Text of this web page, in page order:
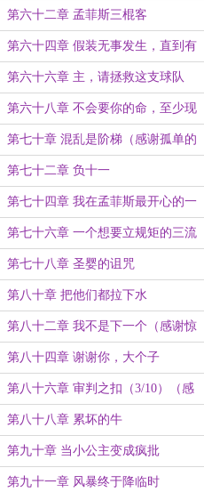
第六十二章 孟菲斯三棍客
第六十四章 假装无事发生，直到有
事发生（感谢竹中小径的盟主赏）
第六十六章 主，请拯救这支球队
第六十八章 不会要你的命，至少现
在不会
第七十章 混乱是阶梯（感谢孤单的
乐子人的盟主赏）
第七十二章 负十一
第七十四章 我在孟菲斯最开心的一
天
第七十六章 一个想要立规矩的三流
球星（感谢一了班长的盟主赏）
第七十八章 圣婴的诅咒
第八十章 把他们都拉下水
第八十二章 我不是下一个（感谢惊
破霓衫羽衣曲的盟主打赏）
第八十四章 谢谢你，大个子
第八十六章 审判之扣（3/10）（感
谢竹中小径的盟主打赏）
第八十八章 累坏的牛
第九十章 当小公主变成疯批
第九十一章 风暴终于降临时